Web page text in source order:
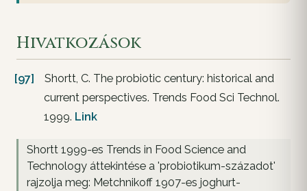
Hivatkozások
[97]
Shortt, C. The probiotic century: historical and
current perspectives. Trends Food Sci Technol.
1999. Link
Shortt 1999-es Trends in Food Science and
Technology áttekintése a 'probiotikum-századot'
rajzolja meg: Metchnikoff 1907-es joghurt-